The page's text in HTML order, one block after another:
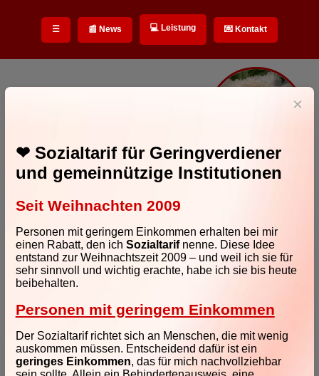
"Sie haben keinen
Geduldsfaden, Sie haben ein
Geduldsseil!"
×
❤ Sozialtariffür Geringverdiener
und gemeinnützige Institutionen
Seit Weihnachten 2009
Personen mit geringem Einkommen erhalten bei mir
einen Rabatt, den ich Sozialtarifnenne. Diese Idee
entstand zur Weihnachtszeit 2009 – und weil ich sie für
sehr sinnvoll und wichtig erachte, habe ich sie bis heute
beibehalten.
Personen mit geringem Einkommen
Der Sozialtarif richtet sich an Menschen, die mit wenig
auskommen müssen. Entscheidend dafür ist ein
geringes Einkommen, das für mich nachvollziehbar
☰ 📰 News 💻 Leistung 💌 Kontakt